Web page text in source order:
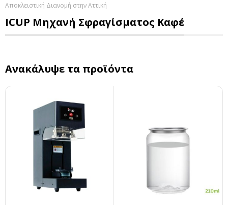
Αποκλειστική Διανομή στην Αττική
ICUP Μηχανή Σφραγίσματος Καφέ
Ανακάλυψε τα προϊόντα